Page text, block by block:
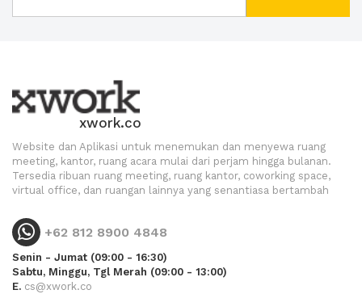
xwork.co
Website dan Aplikasi untuk menemukan dan menyewa ruang
meeting, kantor, ruang acara mulai dari perjam hingga bulanan.
Tersedia ribuan ruang meeting, ruang kantor, coworking space,
virtual office, dan ruangan lainnya yang senantiasa bertambah
+62 812 8900 4848
Senin - Jumat (09:00 - 16:30)
Sabtu, Minggu, Tgl Merah (09:00 - 13:00)
E. cs@xwork.co